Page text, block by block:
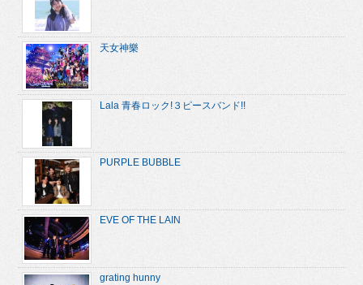
天女神樂
Lala 青春ロック!３ピースバンド!!
PURPLE BUBBLE
EVE OF THE LAIN
grating hunny